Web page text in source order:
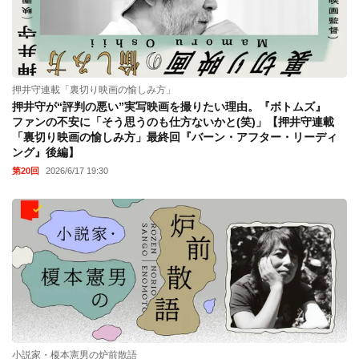
押井守連載「裏切り映画の愉しみ方」
押井守が“評判の悪い”実写映画を撮りたい理由。『ボトムズ』
ファンの不安に「そう思うのも仕方ないかと(笑)」【押井守連載
「裏切り映画の愉しみ方」最終回『バーン・アフター・リーディ
ング』後編】
第20回 2026/6/17 19:30
小説家・榎本憲男の炉前散語